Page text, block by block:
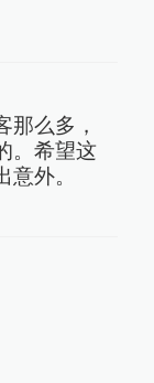
那么多，
。希望这
外。